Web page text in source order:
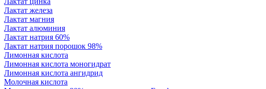
Лактат железа
Лактат магния
Лактат алюминия
Лактат натрия 60%
Лактат натрия порошок 98%
Лимонная кислота
Лимонная кислота моногидрат
Лимонная кислота ангидрид
Молочная кислота